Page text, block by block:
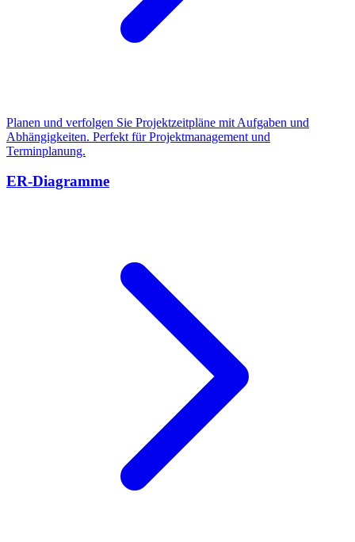
Planen und verfolgen Sie Projektzeitpläne mit Aufgaben und
Abhängigkeiten. Perfekt für Projektmanagement und
Terminplanung.
ER-Diagramme